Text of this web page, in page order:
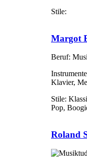
Stile:
Margot
Beruf:
Klavier,
Stile:
Pop,
Roland